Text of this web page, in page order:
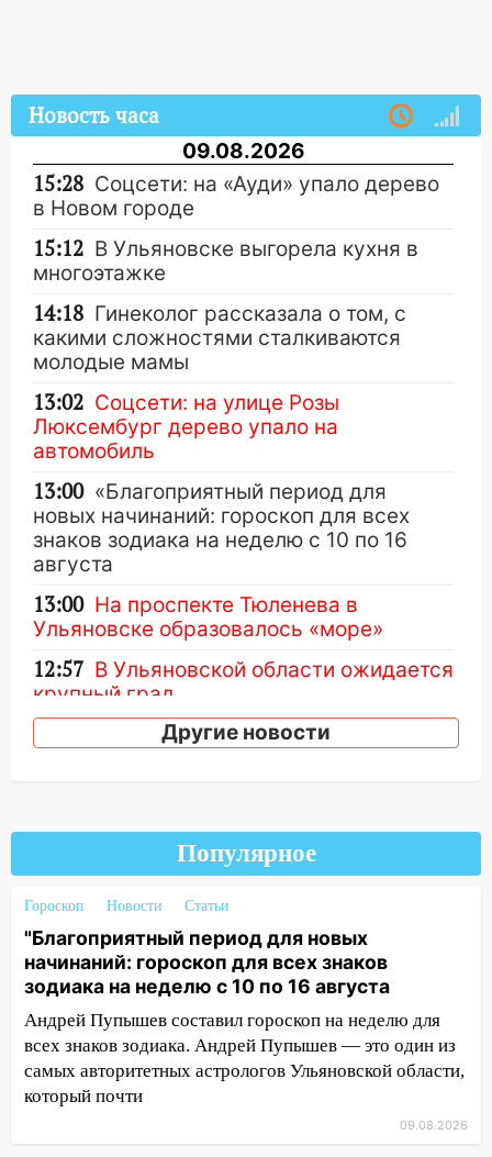
Новость часа
09.08.2026
15:28 Соцсети: на «Ауди» упало дерево
в Новом городе
15:12 В Ульяновске выгорела кухня в
многоэтажке
14:18 Гинеколог рассказала о том, с
какими сложностями сталкиваются
молодые мамы
13:02 Соцсети: на улице Розы
Люксембург дерево упало на
автомобиль
13:00 «Благоприятный период для
новых начинаний: гороскоп для всех
знаков зодиака на неделю с 10 по 16
августа
13:00 На проспекте Тюленева в
Ульяновске образовалось «море»
12:57 В Ульяновской области ожидается
крупный град
Где есть бензин в Ульяновске 9
СНТ сидят без света
10:13 Прокуратура подвела итоги
недели в Ульяновской области
09:18 Из-за ливня заблокировано
движение трамваев в Ульяновске
09:15 Ураган, изнасилование ребенка,
автоподставы и атака беспилотников:
Другие новости
Популярное
Гороскоп Новости Статьи
"Благоприятный период для новых
начинаний: гороскоп для всех знаков
зодиака на неделю с 10 по 16 августа
Андрей Пупышев составил гороскоп на неделю для
всех знаков зодиака. Андрей Пупышев — это один из
самых авторитетных астрологов Ульяновской области,
который почти
09.08.2026